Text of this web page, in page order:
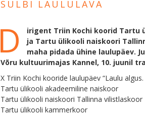
SULBI LAULULAVA
D
irigent Triin Kochi koorid Tartu
ja Tartu ülikooli naiskoori
maha pidada ühine laulupäev.
Võru kultuurimajas Kannel, 10. juunil
X Triin Kochi kooride laulupäev “Laulu algus.
Tartu ülikooli akadeemiline naiskoor
Tartu ülikooli naiskoori Tallinna vilistlaskoor
Tartu ülikooli kammerkoor